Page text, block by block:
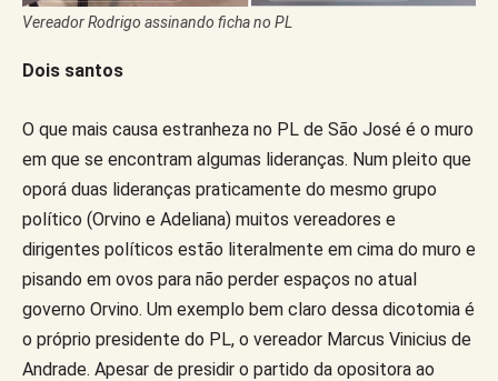
Vereador Rodrigo assinando ficha no PL
Dois santos
O que mais causa estranheza no PL de São José é o muro
em que se encontram algumas lideranças. Num pleito que
oporá duas lideranças praticamente do mesmo grupo
político (Orvino e Adeliana) muitos vereadores e
dirigentes políticos estão literalmente em cima do muro e
pisando em ovos para não perder espaços no atual
governo Orvino. Um exemplo bem claro dessa dicotomia é
o próprio presidente do PL, o vereador Marcus Vinicius de
Andrade. Apesar de presidir o partido da opositora ao